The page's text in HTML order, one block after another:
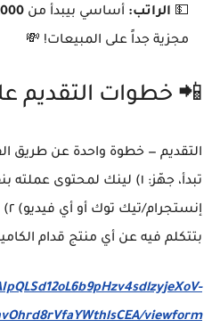
💵 الراتب: أساسي بيبدأ من 8,000 لحد
مجزية جداً على المبيعات! 💸
📲 خطوات التقديم
تبدأ، جهّز: ١) لينك لمحتوى
بتتكلم فيه عن أي منتج قدام
viewform